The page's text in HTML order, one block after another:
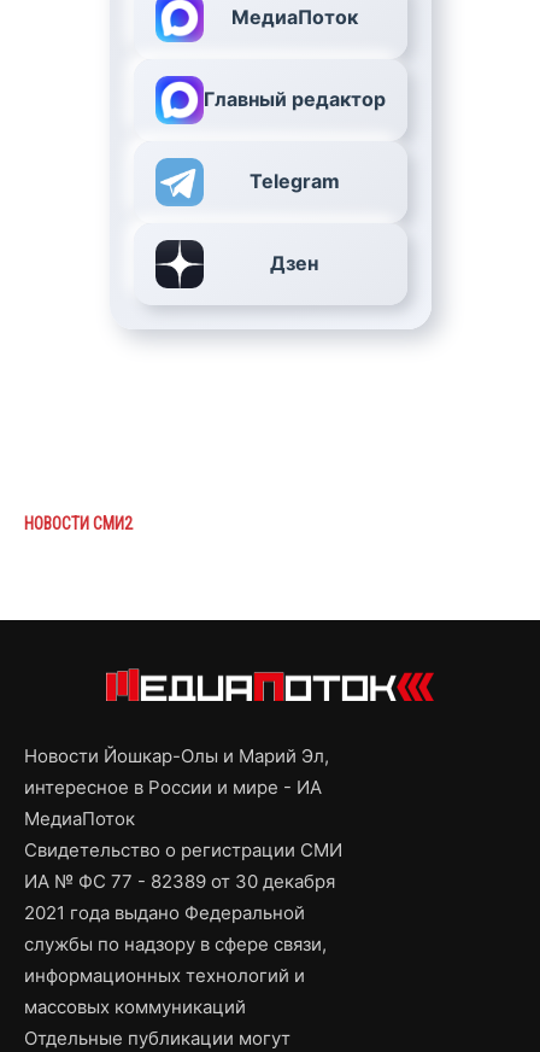
МедиаПоток
Главный редактор
Telegram
Дзен
НОВОСТИ СМИ2
Новости Йошкар-Олы и Марий Эл,
интересное в России и мире - ИА
МедиаПоток
Свидетельство о регистрации СМИ
ИА № ФС 77 - 82389 от 30 декабря
2021 года выдано Федеральной
службы по надзору в сфере связи,
информационных технологий и
массовых коммуникаций
Отдельные публикации могут